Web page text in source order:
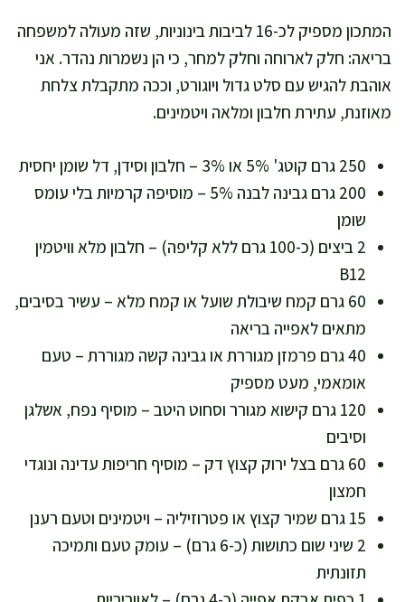
המתכון מספיק לכ-16 לביבות בינוניות, שזה מעולה למשפחה
בריאה: חלק לארוחה וחלק למחר, כי הן נשמרות נהדר. אני
אוהבת להגיש עם סלט גדול ויוגורט, וככה מתקבלת צלחת
מאוזנת, עתירת חלבון ומלאה ויטמינים.
250 גרם קוטג' 5% או 3% – חלבון וסידן, דל שומן יחסית
200 גרם גבינה לבנה 5% – מוסיפה קרמיות בלי עומס
שומן
2 ביצים (כ-100 גרם ללא קליפה) – חלבון מלא וויטמין
B12
60 גרם קמח שיבולת שועל או קמח מלא – עשיר בסיבים,
מתאים לאפייה בריאה
40 גרם פרמזן מגוררת או גבינה קשה מגוררת – טעם
אומאמי, מעט מספיק
120 גרם קישוא מגורר וסחוט היטב – מוסיף נפח, אשלגן
וסיבים
60 גרם בצל ירוק קצוץ דק – מוסיף חריפות עדינה ונוגדי
חמצון
15 גרם שמיר קצוץ או פטרוזיליה – ויטמינים וטעם רענן
2 שיני שום כתושות (כ-6 גרם) – עומק טעם ותמיכה
תזונתית